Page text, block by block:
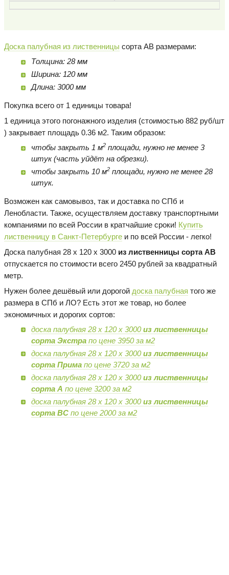
Доска палубная из лиственницы сорта AB размерами:
Толщина: 28 мм
Ширина: 120 мм
Длина: 3000 мм
Покупка всего от 1 единицы товара!
1 единица этого погонажного изделия (стоимостью 882 руб/шт
) закрывает площадь 0.36 м2. Таким образом:
чтобы закрыть 1 м2площади, нужно не менее 3
штук (часть уйдёт на обрезки).
чтобы закрыть 10 м2площади, нужно не менее 28
штук.
Возможен как самовывоз, так и доставка по СПб и
Ленобласти. Также, осуществляем доставку транспортными
компаниями по всей России в кратчайшие сроки! Купить
лиственницу в Санкт-Петербурге и по всей России - легко!
Доска палубная 28 х 120 х 3000 из лиственницы сорта AB
отпускается по стоимости всего 2450 рублей за квадратный
метр.
Нужен более дешёвый или дорогой доска палубная того же
размера в СПб и ЛО? Есть этот же товар, но более
экономичных и дорогих сортов:
доска палубная 28 х 120 х 3000из лиственницы
сорта Экстрапо цене 3950 за м2
доска палубная 28 х 120 х 3000из лиственницы
сорта Примапо цене 3720 за м2
доска палубная 28 х 120 х 3000из лиственницы
сорта А по цене 3200 за м2
доска палубная 28 х 120 х 3000из лиственницы
сорта BCпо цене 2000 за м2